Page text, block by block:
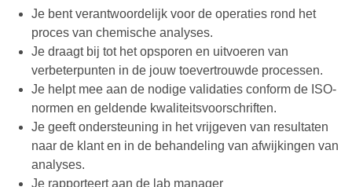
Je bent verantwoordelijk voor de operaties rond het
proces van chemische analyses.
Je draagt bij tot het opsporen en uitvoeren van
verbeterpunten in de jouw toevertrouwde processen.
Je helpt mee aan de nodige validaties conform de ISO-
normen en geldende kwaliteitsvoorschriften.
Je geeft ondersteuning in het vrijgeven van resultaten
naar de klant en in de behandeling van afwijkingen van
analyses.
Je rapporteert aan de lab manager